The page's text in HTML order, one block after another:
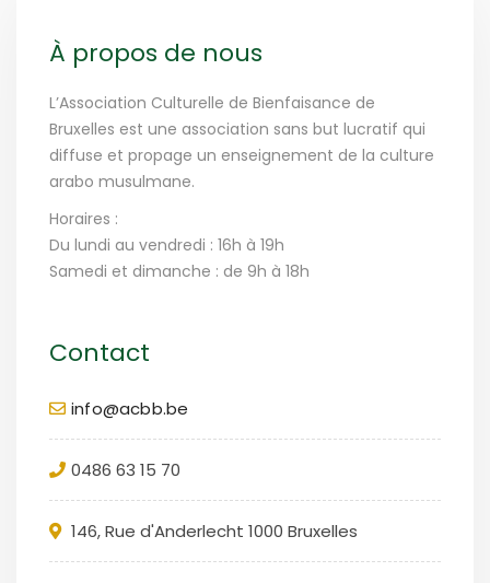
À propos de nous
L’Association Culturelle de Bienfaisance de
Bruxelles est une association sans but lucratif qui
diffuse et propage un enseignement de la culture
arabo musulmane.
Horaires :
Du lundi au vendredi : 16h à 19h
Samedi et dimanche : de 9h à 18h
Contact
info@acbb.be
0486 63 15 70
146, Rue d'Anderlecht 1000 Bruxelles